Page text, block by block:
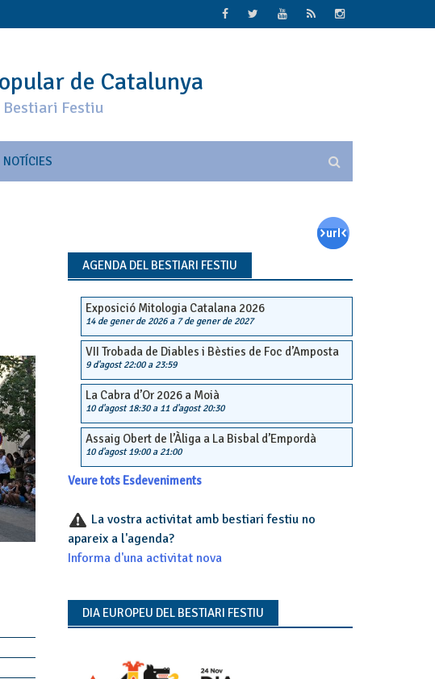
de Catalunya
Festiu
NOTÍCIES
AGENDA DEL BESTIARI FESTIU
Exposició Mitologia Catalana 2026
14 de gener de 2026a 7 de gener de 2027
VII Trobada de Diables i Bèsties de Foc d’Amposta
9 d'agost 22:00a 23:59
La Cabra d’Or 2026 a Moià
10 d'agost 18:30a 11 d'agost 20:30
Assaig Obert de l’Àliga a La Bisbal d’Empordà
10 d'agost 19:00a 21:00
Veure tots Esdeveniments
La vostra activitat amb bestiari festiu no
apareix a l'agenda?
Informa d'una activitat nova
DIA EUROPEU DEL BESTIARI FESTIU